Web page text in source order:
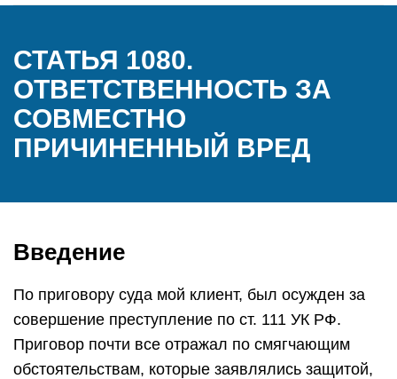
СТАТЬЯ 1080.
ОТВЕТСТВЕННОСТЬ ЗА
СОВМЕСТНО
ПРИЧИНЕННЫЙ ВРЕД
Введение
По приговору суда мой клиент, был осужден за
совершение преступление по ст. 111 УК РФ.
Приговор почти все отражал по смягчающим
обстоятельствам, которые заявлялись защитой,